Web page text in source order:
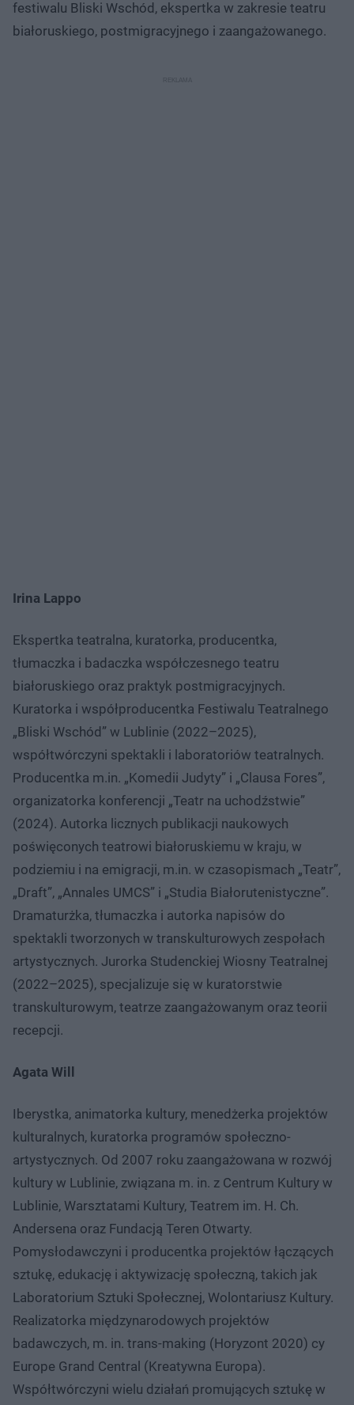
festiwalu Bliski Wschód, ekspertka w zakresie teatru
białoruskiego, postmigracyjnego i zaangażowanego.
Irina Lappo
Ekspertka teatralna, kuratorka, producentka,
tłumaczka i badaczka współczesnego teatru
białoruskiego oraz praktyk postmigracyjnych.
Kuratorka i współproducentka Festiwalu Teatralnego
„Bliski Wschód” w Lublinie (2022–2025),
współtwórczyni spektakli i laboratoriów teatralnych.
Producentka m.in. „Komedii Judyty” i „Clausa Fores”,
organizatorka konferencji „Teatr na uchodźstwie”
(2024). Autorka licznych publikacji naukowych
poświęconych teatrowi białoruskiemu w kraju, w
podziemiu i na emigracji, m.in. w czasopismach „Teatr”,
„Draft”, „Annales UMCS” i „Studia Białorutenistyczne”.
Dramaturżka, tłumaczka i autorka napisów do
spektakli tworzonych w transkulturowych zespołach
artystycznych. Jurorka Studenckiej Wiosny Teatralnej
(2022–2025), specjalizuje się w kuratorstwie
transkulturowym, teatrze zaangażowanym oraz teorii
recepcji.
Agata Will
Iberystka, animatorka kultury, menedżerka projektów
kulturalnych, kuratorka programów społeczno-
artystycznych. Od 2007 roku zaangażowana w rozwój
kultury w Lublinie, związana m. in. z Centrum Kultury w
Lublinie, Warsztatami Kultury, Teatrem im. H. Ch.
Andersena oraz Fundacją Teren Otwarty.
Pomysłodawczyni i producentka projektów łączących
sztukę, edukację i aktywizację społeczną, takich jak
Laboratorium Sztuki Społecznej, Wolontariusz Kultury.
Realizatorka międzynarodowych projektów
badawczych, m. in. trans-making (Horyzont 2020) cy
Europe Grand Central (Kreatywna Europa).
Współtwórczyni wielu działań promujących sztukę w